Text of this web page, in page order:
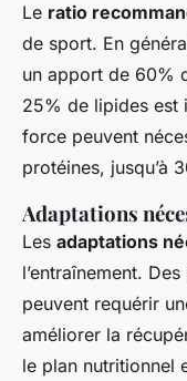
Le ratio
de sport. En
un apport de 60%
25% de lipides est
force peuvent
protéines, jusqu’à
Adaptations
Les adaptations
l’entraînement.
peuvent requérir
améliorer la
le plan nutritionnel